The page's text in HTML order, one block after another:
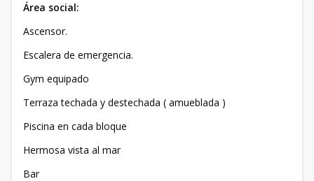
Área social:
Ascensor.
Escalera de emergencia.
Gym equipado
Terraza techada y destechada ( amueblada )
Piscina en cada bloque
Hermosa vista al mar
Bar